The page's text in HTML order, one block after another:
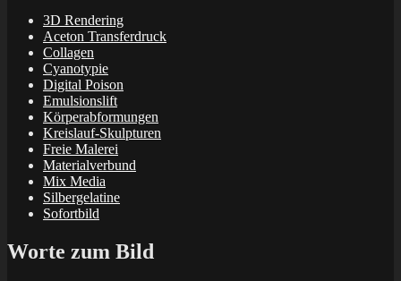
3D Rendering
Aceton Transferdruck
Collagen
Cyanotypie
Digital Poison
Emulsionslift
Körperabformungen
Kreislauf-Skulpturen
Freie Malerei
Materialverbund
Mix Media
Silbergelatine
Sofortbild
Worte zum Bild